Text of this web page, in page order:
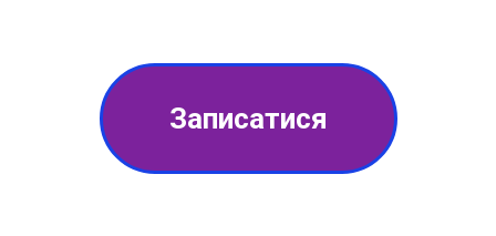
Записатися